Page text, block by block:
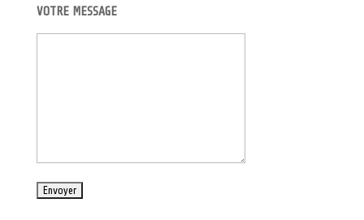
VOTRE MESSAGE